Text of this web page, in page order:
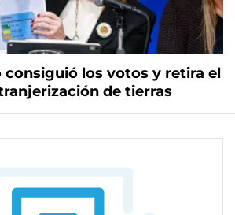
consiguió los votos y retira el
de tierras